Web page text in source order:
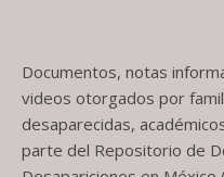
Documentos, notas
videos otorgados por
desaparecidas,
parte del Repositorio de